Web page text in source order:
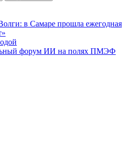
в Самаре прошла ежегодная
форум ИИ на полях ПМЭФ